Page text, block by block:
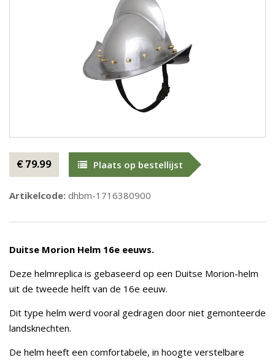
€ 79.99 Plaats op bestellijst
Artikelcode: dhbm-1716380900
Duitse Morion Helm 16e eeuws.
Deze helmreplica is gebaseerd op een Duitse Morion-helm
uit de tweede helft van de 16e eeuw.
Dit type helm werd vooral gedragen door niet gemonteerde
landsknechten.
De helm heeft een comfortabele, in hoogte verstelbare